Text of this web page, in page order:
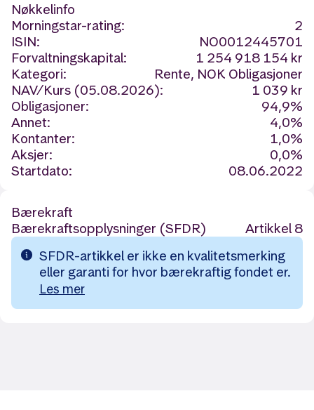
Nøkkelinfo
Morningstar-rating:
2
ISIN:
NO0012445701
Forvaltningskapital:
1 254 918 154 kr
Kategori:
Rente, NOK Obligasjoner
NAV/Kurs (05.08.2026):
1 039 kr
Obligasjoner:
94,9%
Annet:
4,0%
Kontanter:
1,0%
Aksjer:
0,0%
Startdato:
08.06.2022
Bærekraft
Bærekraftsopplysninger (SFDR)
Artikkel 8
SFDR-artikkel er ikke en kvalitetsmerking
eller garanti for hvor bærekraftig fondet er.
Les mer